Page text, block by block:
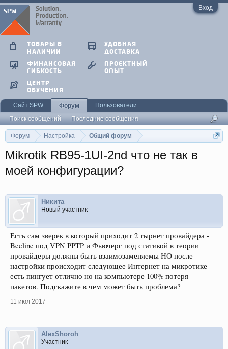
Вход
Форум Настройка Общий форум
Mikrotik RB95-1UI-2nd что не так в
моей конфигурации?
Никита
Новый участник
Есть сам зверек в который приходит 2 тырнет провайдера -
Beeline под VPN PPTP и Фьючерс под статикой в теории
провайдеры должны быть взаимозаменяемы НО после
настройки происходит следующее Интернет на микротике
есть пингует отлично но на компьютере 100% потеря
пакетов. Подскажите в чем может быть проблема?
11 июл 2017
AlexShoroh
Участник
ТОВАРЫ В
НАЛИЧИИ
УДОБНАЯ
ДОСТАВКА
ФИНАНСОВАЯ
ГИБКОСТЬ
ПРОЕКТНЫЙ
ОПЫТ
ЦЕНТР
ОБУЧЕНИЯ
Сайт SPW
Форум
Поиск сообщений
Последние сообщения
Пользователи